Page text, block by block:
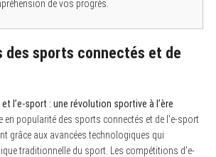
de vos progrès.
des sports connectés et de
l’e-sport : une révolution sportive à l’ère
en popularité des sports connectés et de l’e-sport
grâce aux avancées technologiques qui
traditionnelle du sport. Les compétitions d’e-